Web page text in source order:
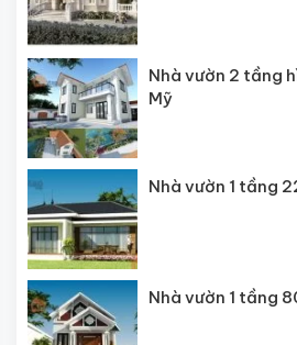
Nhà vườn 2 tầng
Mỹ
Nhà vườn 1 tầng
Nhà vườn 1 tầng